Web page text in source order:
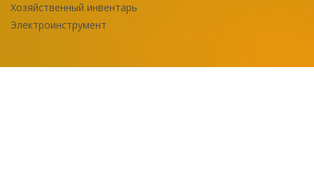
Хозяйственный инвентарь
Электроинструмент